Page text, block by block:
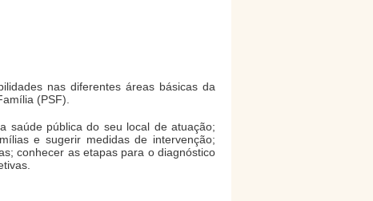
nas diferentes áreas básicas da
(PSF).
saúde pública do seu local de atuação;
e sugerir medidas de intervenção;
conhecer as etapas para o diagnóstico